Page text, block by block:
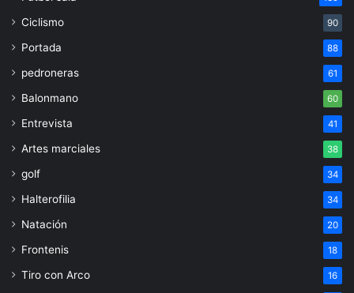
Ciclismo 90
Portada 88
pedroneras 61
Balonmano 60
Entrevista 41
Artes marciales 38
golf 34
Halterofilia 34
Natación 20
Frontenis 18
Tiro con Arco 16